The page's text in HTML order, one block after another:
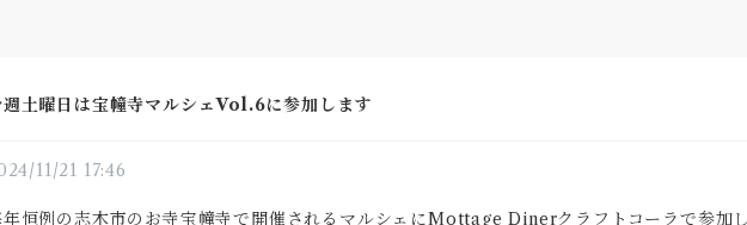
週土曜日は宝幢寺マルシェVol.6に参加します
11/21 17:46
恒例の志木市のお寺宝幢寺で開催されるマルシェにMottage Dinerクラフトコーラで参加し